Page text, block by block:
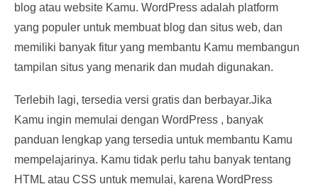
blog atau website Kamu. WordPress adalah platform
yang populer untuk membuat blog dan situs web, dan
memiliki banyak fitur yang membantu Kamu membangun
tampilan situs yang menarik dan mudah digunakan.
Terlebih lagi, tersedia versi gratis dan berbayar.Jika
Kamu ingin memulai dengan WordPress , banyak
panduan lengkap yang tersedia untuk membantu Kamu
mempelajarinya. Kamu tidak perlu tahu banyak tentang
HTML atau CSS untuk memulai, karena WordPress